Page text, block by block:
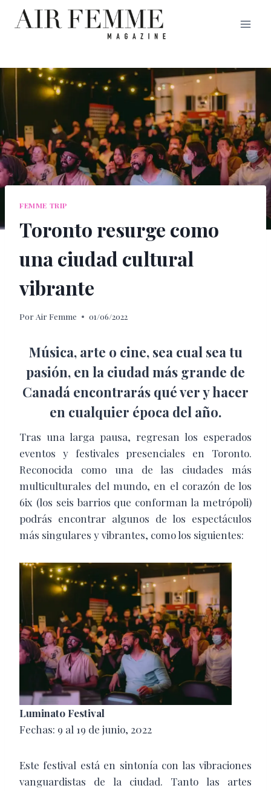
Saltar
FEMME TRIP
Toronto resurge como
una ciudad cultural
vibrante
Por Air Femme 01/06/2022
Música, arte o cine, sea cual sea tu
pasión, en la ciudad más grande de
Canadá encontrarás qué ver y hacer
en cualquier época del año.
Tras una larga pausa, regresan los esperados
eventos y festivales presenciales en Toronto.
Reconocida como una de las ciudades más
multiculturales del mundo, en el corazón de los
6ix (los seis barrios que conforman la metrópoli)
podrás encontrar algunos de los espectáculos
más singulares y vibrantes, como los siguientes:
Luminato Festival
Fechas: 9 al 19 de junio, 2022
Este festival está en sintonía con las vibraciones
vanguardistas de la ciudad. Tanto las artes